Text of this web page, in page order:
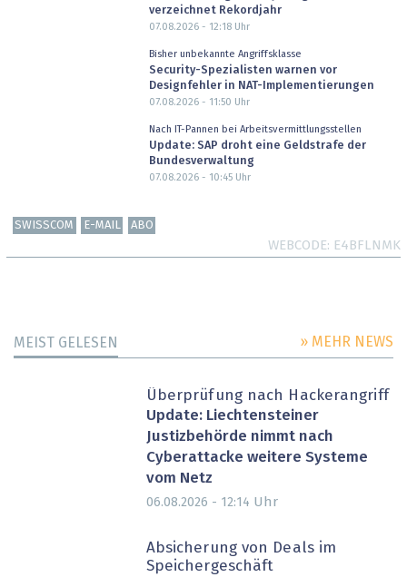
verzeichnet Rekordjahr
07.08.2026 - 12:18Uhr
Bisher unbekannte Angriffsklasse
Security-Spezialisten warnen vor
Designfehler in NAT-Implementierungen
07.08.2026 - 11:50 Uhr
Nach IT-Pannen bei Arbeitsvermittlungsstellen
Update: SAP droht eine Geldstrafe der
Bundesverwaltung
07.08.2026 - 10:45Uhr
SWISSCOM E-MAIL ABO
WEBCODE E4BFLNMK
MEIST GELESEN » MEHR NEWS
Überprüfung nach Hackerangriff
Update: Liechtensteiner
Justizbehörde nimmt nach
Cyberattacke weitere Systeme
vom Netz
06.08.2026 - 12:14 Uhr
Absicherung von Deals im
Speichergeschäft